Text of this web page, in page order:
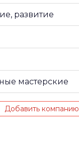
развитие
мастерские
Добавить компанию